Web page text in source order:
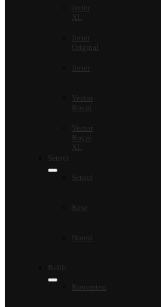
Jotter
XL
Jotter
Original
Jotter
Vector
Royal
Vector
Royal
XL
Setovi
Setovi
Kese
Notesi
Refili
Konverteri